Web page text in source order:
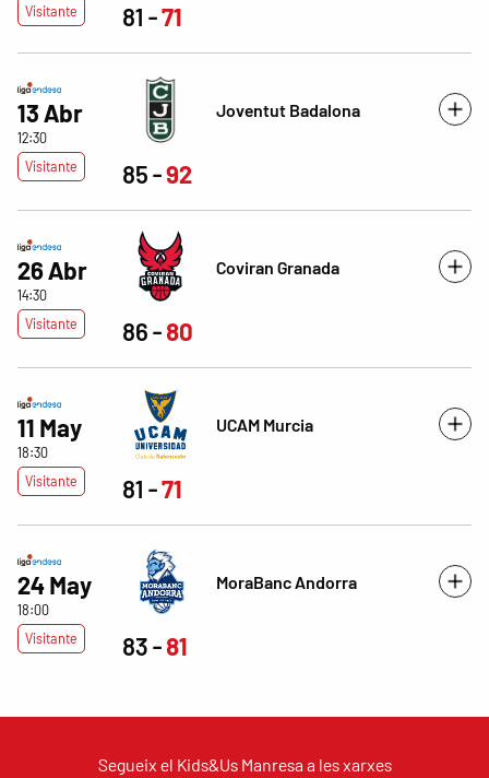
Visitante
81 71
13 Abr
12:30
Visitante
Joventut Badalona
85 92
26 Abr
14:30
Visitante
Coviran Granada
86 80
11 May
18:30
Visitante
UCAM Murcia
81 71
24 May
18:00
Visitante
MoraBanc Andorra
83 81
Segueix el Kids&Us Manresa a les xarxes